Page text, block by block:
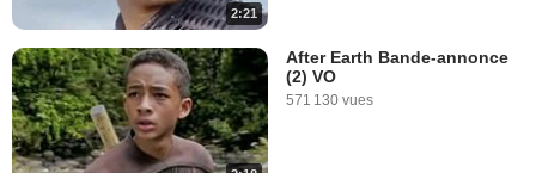
2:21
After Earth Bande-annonce
(2) VO
571 130 vues